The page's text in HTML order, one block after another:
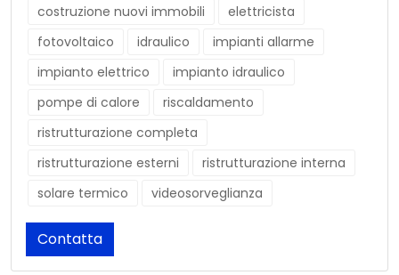
costruzione nuovi immobili
elettricista
fotovoltaico
idraulico
impianti allarme
impianto elettrico
impianto idraulico
pompe di calore
riscaldamento
ristrutturazione completa
ristrutturazione esterni
ristrutturazione interna
solare termico
videosorveglianza
Contatta